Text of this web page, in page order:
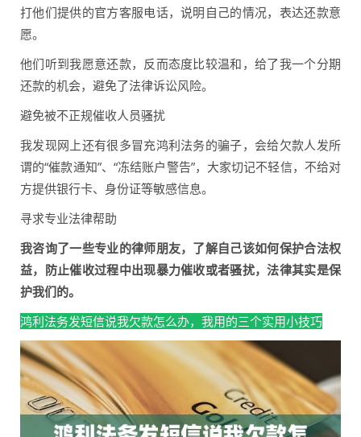
打他们提供的官方客服电话，说明自己的情况，表达还款意
愿。
他们听到我愿意还款，反而态度比较温和，给了我一个分期
还款的机会，避免了法律诉讼风险。
避免被不正规催收人员骚扰
我发现网上还有很多冒充鸿利法务的骗子，会给欠款人发所
谓的“催款通知”、“冻结账户警告”，大家切记不轻信，不给对
方提供银行卡、身份证等敏感信息。
寻求专业法律帮助
我咨询了一些专业的律师朋友，了解自己该如何保护合法权
益，防止催收过程中出现暴力催收或者骚扰，法律其实是保
护我们的。
鸿利法务发短信说我欠款怎么办，我用的三个实用小技巧